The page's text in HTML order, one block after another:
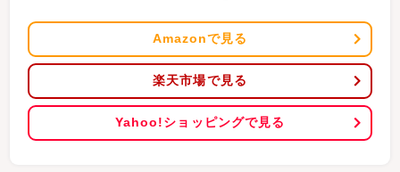
Amazonで見る
楽天市場で見る
Yahoo!ショッピングで見る